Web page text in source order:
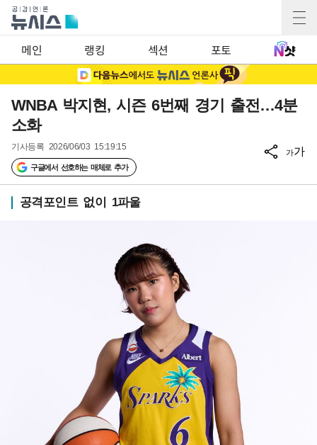
메인 랭킹 섹션 포토
WNBA 박지현, 시즌 6번째 경기 출전…4분
소화
기사등록 2026/06/03 15:19:15
구글에서 선호하는 매체로 추가
가가
공격포인트 없이 1파울